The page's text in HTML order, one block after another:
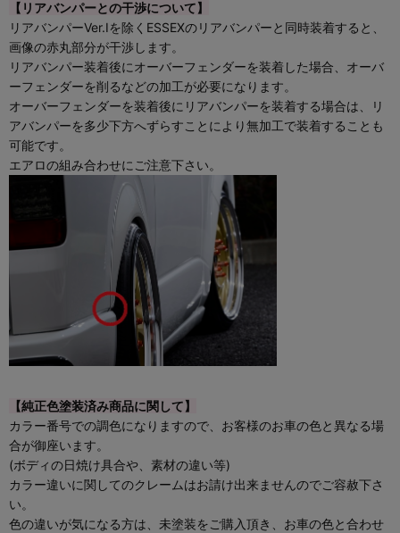
【リアバンパーとの干渉について】
リアバンパーVer.Iを除くESSEXのリアバンパーと同時装着すると、
画像の赤丸部分が干渉します。
リアバンパー装着後にオーバーフェンダーを装着した場合、オーバ
ーフェンダーを削るなどの加工が必要になります。
オーバーフェンダーを装着後にリアバンパーを装着する場合は、リ
アバンパーを多少下方へずらすことにより無加工で装着することも
可能です。
エアロの組み合わせにご注意下さい。
【純正色塗装済み商品に関して】
カラー番号での調色になりますので、お客様のお車の色と異なる場
合が御座います。
(ボディの日焼け具合や、素材の違い等)
カラー違いに関してのクレームはお請け出来ませんのでご容赦下さ
い。
色の違いが気になる方は、未塗装をご購入頂き、お車の色と合わせ